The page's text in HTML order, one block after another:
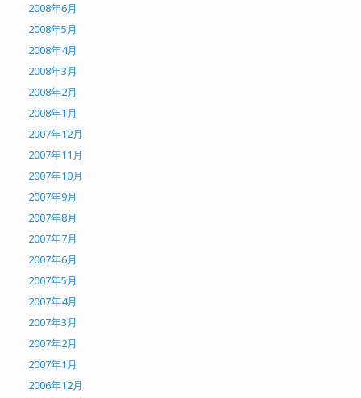
2008年6月
2008年5月
2008年4月
2008年3月
2008年2月
2008年1月
2007年12月
2007年11月
2007年10月
2007年9月
2007年8月
2007年7月
2007年6月
2007年5月
2007年4月
2007年3月
2007年2月
2007年1月
2006年12月